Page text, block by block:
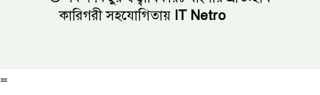
কারিগরী সহযোগিতায় IT Netro
=